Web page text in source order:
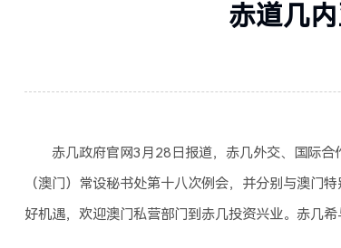
赤道几
赤几政府官网3月28日报道，赤几外交、国际合
（澳门）常设秘书处第十八次例会，并分别与澳
好机遇，欢迎澳门私营部门到赤几投资兴业。赤几